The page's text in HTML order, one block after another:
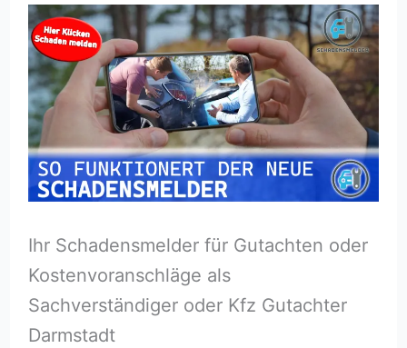
Ihr Schadensmelder für Gutachten oder
Kostenvoranschläge als
Sachverständiger oder Kfz Gutachter
Darmstadt